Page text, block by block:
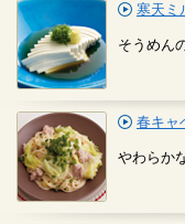
寒天ミ
そうめん
春キャ
やわらか